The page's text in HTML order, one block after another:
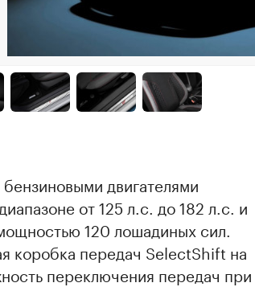
двигателями
от 125 л.с. до 182 л.с. и
120 лошадиных сил.
коробка передач SelectShift на
переключения передач при